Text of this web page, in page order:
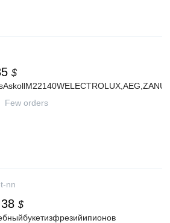
$
Few orders
nn
$